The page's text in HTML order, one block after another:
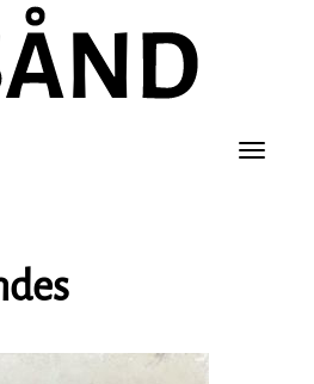
Toggle